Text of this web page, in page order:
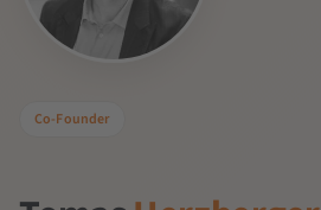
Co-Founder